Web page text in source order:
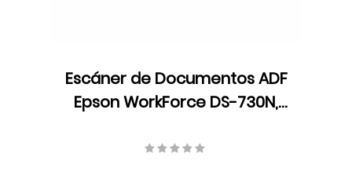
Escáner de Documentos ADF
Epson WorkForce DS-730N,
Resolución 600 x 600 ppp,